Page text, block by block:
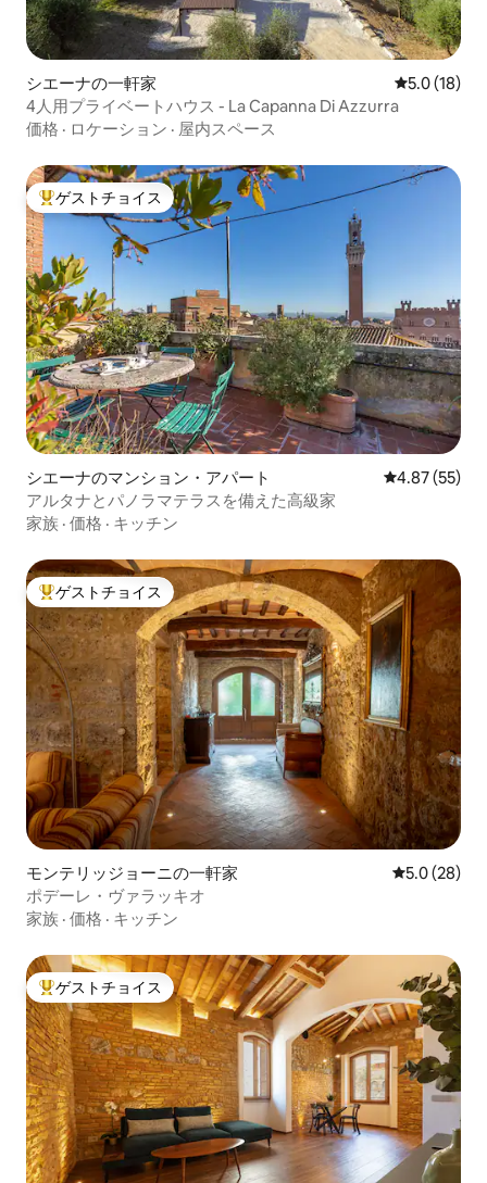
シエーナの一軒家 レビュー18
5.0 (18)
4人用プライベートハウス - La Capanna Di Azzurra
価格 · ロケーション · 屋内スペース
大好評のゲストチョイスです。
ゲストチョイス
シエーナのマンション・アパート レビュー55
4.87 (55)
アルタナとパノラマテラスを備えた高級家
家族 · 価格 · キッチン
大好評のゲストチョイスです。
ゲストチョイス
モンテリッジョーニの一軒家 レビュー28
5.0 (28)
ポデーレ・ヴァラッキオ
家族 · 価格 · キッチン
大好評のゲストチョイスです。
ゲストチョイス